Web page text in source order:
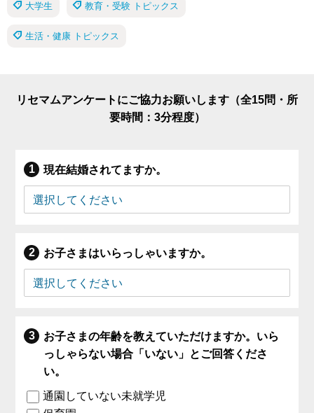
大学生 教育・受験 トピックス
生活・健康 トピックス
リセマムアンケートにご協力お願いします（全15問・所
要時間：3分程度）
現在結婚されてますか。
お子さまはいらっしゃいますか。
お子さまの年齢を教えていただけますか。いら
っしゃらない場合「いない」とご回答くださ
い。
通園していない未就学児